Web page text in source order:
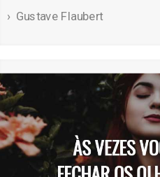
Gustave Flaubert